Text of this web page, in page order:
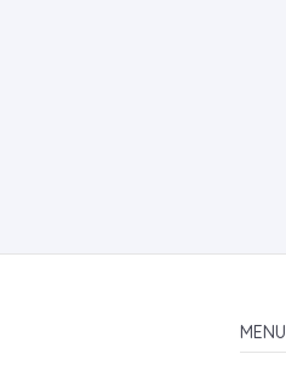
MENU